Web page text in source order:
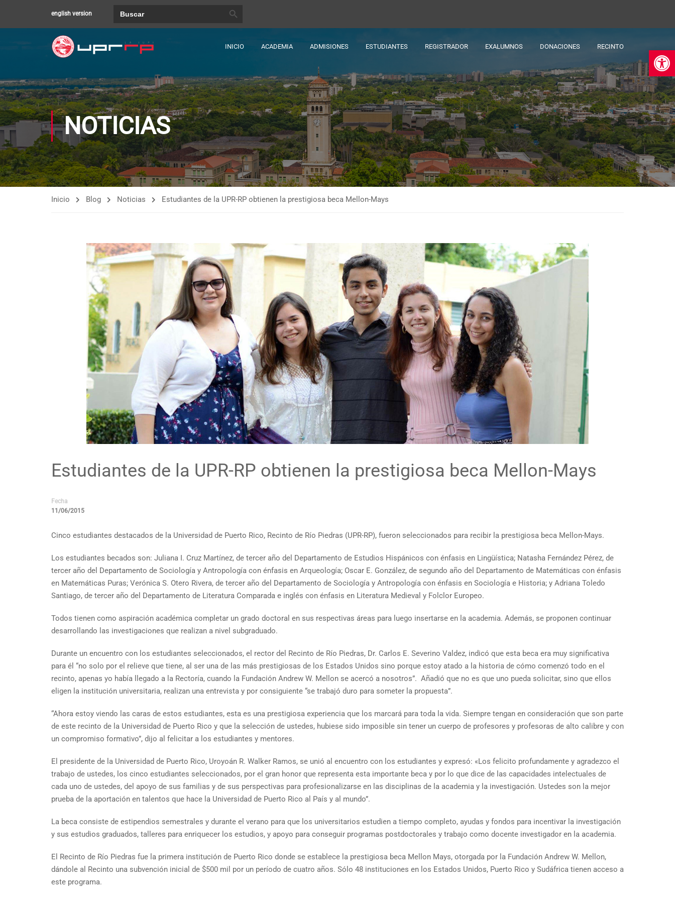
english version
INICIO ACADEMIA ADMISIONES ESTUDIANTES REGISTRADOR EXALUMNOS DONACIONES RECINTO
NOTICIAS
Inicio Blog Noticias Estudiantes de la UPR-RP obtienen la prestigiosa beca Mellon-Mays
Estudiantes de la UPR-RP obtienen la prestigiosa beca Mellon-Mays
Fecha
11/06/2015
Cinco estudiantes destacados de la Universidad de Puerto Rico, Recinto de Río Piedras (UPR-RP), fueron seleccionados para recibir la prestigiosa beca Mellon-Mays.
Los estudiantes becados son: Juliana I. Cruz Martínez, de tercer año del Departamento de Estudios Hispánicos con énfasis en Lingüística; Natasha Fernández Pérez, de
tercer año del Departamento de Sociología y Antropología con énfasis en Arqueología; Oscar E. González, de segundo año del Departamento de Matemáticas con énfasis
en Matemáticas Puras; Verónica S. Otero Rivera, de tercer año del Departamento de Sociología y Antropología con énfasis en Sociología e Historia; y Adriana Toledo
Santiago, de tercer año del Departamento de Literatura Comparada e inglés con énfasis en Literatura Medieval y Folclor Europeo.
Todos tienen como aspiración académica completar un grado doctoral en sus respectivas áreas para luego insertarse en la academia. Además, se proponen continuar
desarrollando las investigaciones que realizan a nivel subgraduado.
Durante un encuentro con los estudiantes seleccionados, el rector del Recinto de Río Piedras, Dr. Carlos E. Severino Valdez, indicó que esta beca era muy significativa
para él “no solo por el relieve que tiene, al ser una de las más prestigiosas de los Estados Unidos sino porque estoy atado a la historia de cómo comenzó todo en el
recinto, apenas yo había llegado a la Rectoría, cuando la Fundación Andrew W. Mellon se acercó a nosotros”. Añadió que no es que uno pueda solicitar, sino que ellos
eligen la institución universitaria, realizan una entrevista y por consiguiente “se trabajó duro para someter la propuesta”.
“Ahora estoy viendo las caras de estos estudiantes, esta es una prestigiosa experiencia que los marcará para toda la vida. Siempre tengan en consideración que son parte
de este recinto de la Universidad de Puerto Rico y que la selección de ustedes, hubiese sido imposible sin tener un cuerpo de profesores y profesoras de alto calibre y con
un compromiso formativo”, dijo al felicitar a los estudiantes y mentores.
El presidente de la Universidad de Puerto Rico, Uroyoán R. Walker Ramos, se unió al encuentro con los estudiantes y expresó: «Los felicito profundamente y agradezco el
trabajo de ustedes, los cinco estudiantes seleccionados, por el gran honor que representa esta importante beca y por lo que dice de las capacidades intelectuales de
cada uno de ustedes, del apoyo de sus familias y de sus perspectivas para profesionalizarse en las disciplinas de la academia y la investigación. Ustedes son la mejor
prueba de la aportación en talentos que hace la Universidad de Puerto Rico al País y al mundo”.
La beca consiste de estipendios semestrales y durante el verano para que los universitarios estudien a tiempo completo, ayudas y fondos para incentivar la investigación
y sus estudios graduados, talleres para enriquecer los estudios, y apoyo para conseguir programas postdoctorales y trabajo como docente investigador en la academia.
El Recinto de Río Piedras fue la primera institución de Puerto Rico donde se establece la prestigiosa beca Mellon Mays, otorgada por la Fundación Andrew W. Mellon,
dándole al Recinto una subvención inicial de $500 mil por un período de cuatro años. Sólo 48 instituciones en los Estados Unidos, Puerto Rico y Sudáfrica tienen acceso a
este programa.